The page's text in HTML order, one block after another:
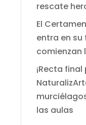
rescate
El
entra en su
comienzan
¡Recta final
las aulas